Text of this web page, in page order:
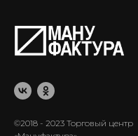
©2018 - 2023 Торговый центр